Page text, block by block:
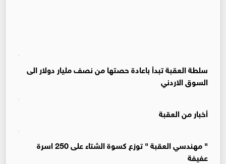
سلطة العقبة تبدأ باعادة حصتها من نصف مليار دولار الى
السوق الاردني
أخبار من العقبة
" مهندسي العقبة " توزع كسوة الشتاء على 250 اسرة
عفيفة